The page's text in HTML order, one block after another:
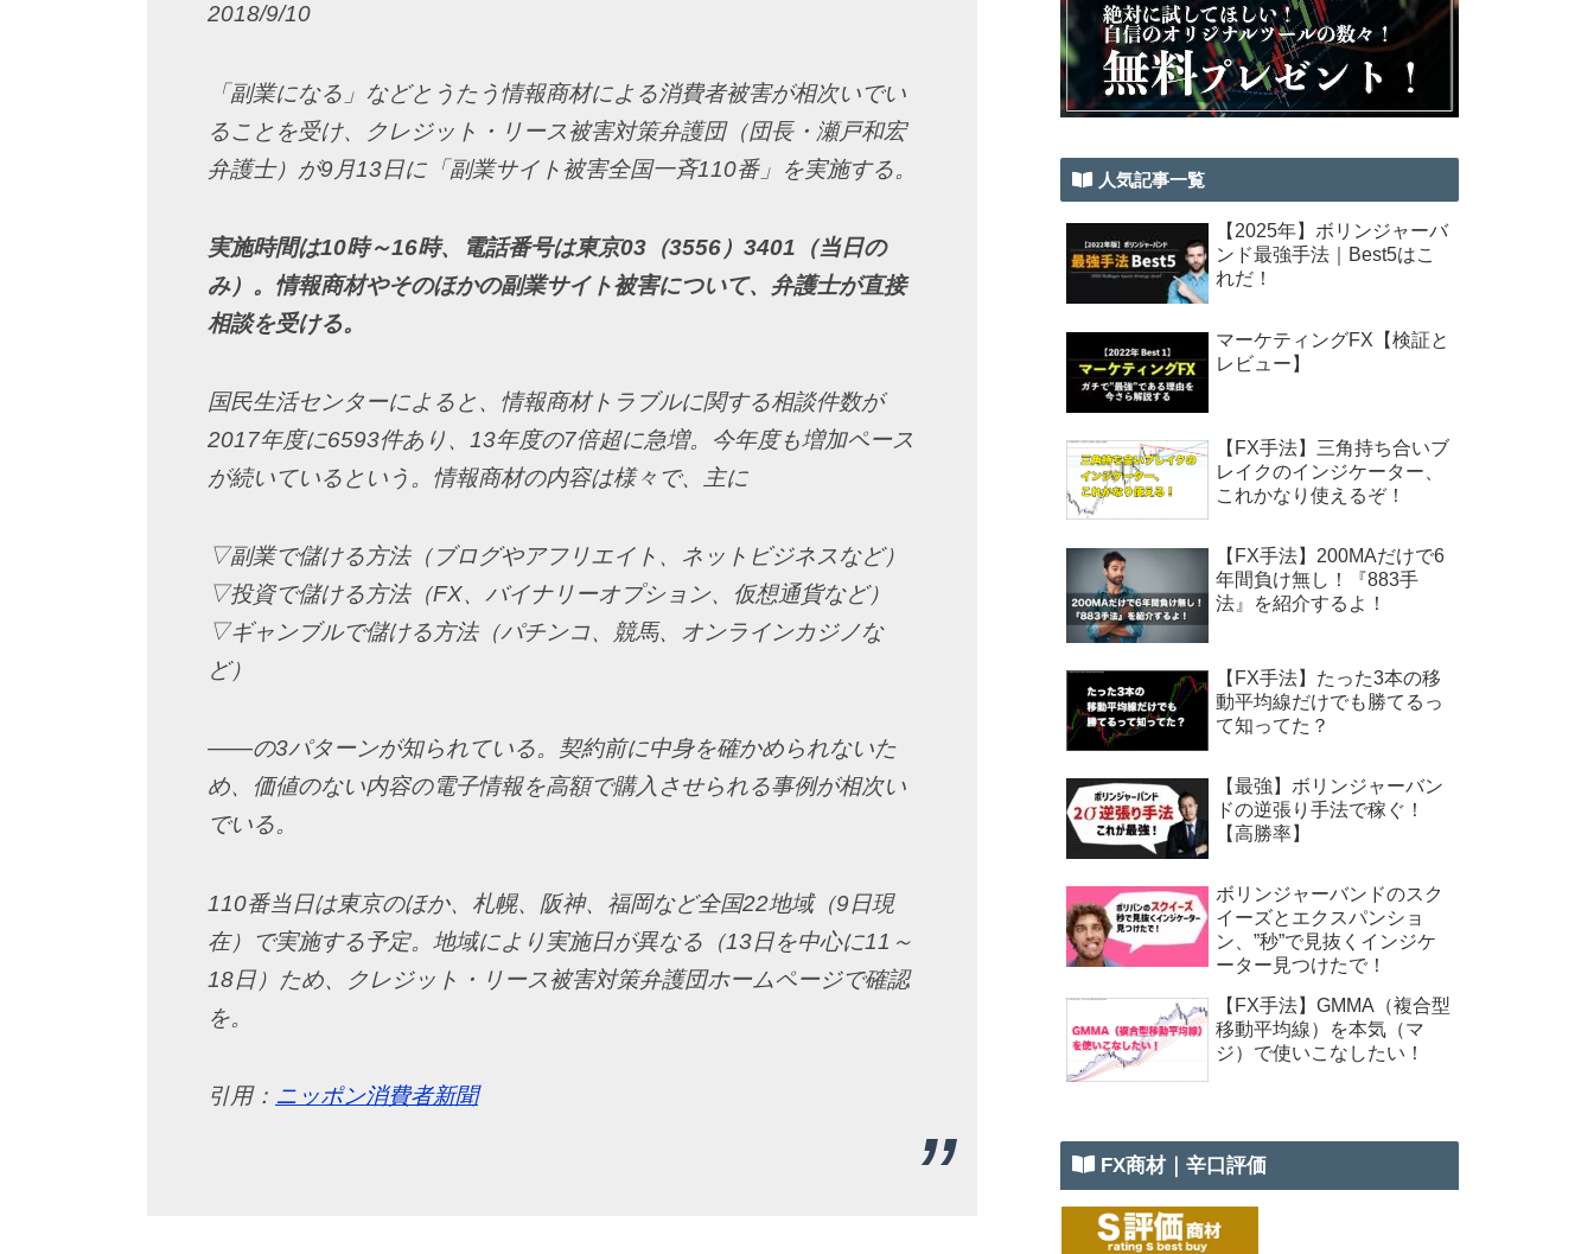
2018/9/10
「副業になる」などとうたう情報商材による消費者被害が相次いでい
ることを受け、クレジット・リース被害対策弁護団（団長・瀬戸和宏
弁護士）が9月13日に「副業サイト被害全国一斉110番」を実施する。
実施時間は10時～16時、電話番号は東京03（3556）3401（当日の
み）。情報商材やそのほかの副業サイト被害について、弁護士が直接
相談を受ける。
国民生活センターによると、情報商材トラブルに関する相談件数が
2017年度に6593件あり、13年度の7倍超に急増。今年度も増加ペース
が続いているという。情報商材の内容は様々で、主に
▽副業で儲ける方法（ブログやアフリエイト、ネットビジネスなど）
▽投資で儲ける方法（FX、バイナリーオプション、仮想通貨など）
▽ギャンブルで儲ける方法（パチンコ、競馬、オンラインカジノな
ど）
――の3パターンが知られている。契約前に中身を確かめられないた
め、価値のない内容の電子情報を高額で購入させられる事例が相次い
でいる。
110番当日は東京のほか、札幌、阪神、福岡など全国22地域（9日現
在）で実施する予定。地域により実施日が異なる（13日を中心に11～
18日）ため、クレジット・リース被害対策弁護団ホームページで確認
を。
引用： ニッポン消費者新聞
人気記事一覧
【2025年】ボリンジャーバ
ンド最強手法｜Best5はこ
れだ！
マーケティングFX【検証と
レビュー】
【FX手法】三角持ち合いブ
レイクのインジケーター、
これかなり使えるぞ！
【FX手法】200MAだけで6
年間負け無し！『883手
法』を紹介するよ！
【FX手法】たった3本の移
動平均線だけでも勝てるっ
て知ってた？
【最強】ボリンジャーバン
ドの逆張り手法で稼ぐ！
【高勝率】
ボリンジャーバンドのスク
イーズとエクスパンショ
ン、”秒”で見抜くインジケ
ーター見つけたで！
【FX手法】GMMA（複合型
移動平均線）を本気（マ
ジ）で使いこなしたい！
FX商材｜辛口評価